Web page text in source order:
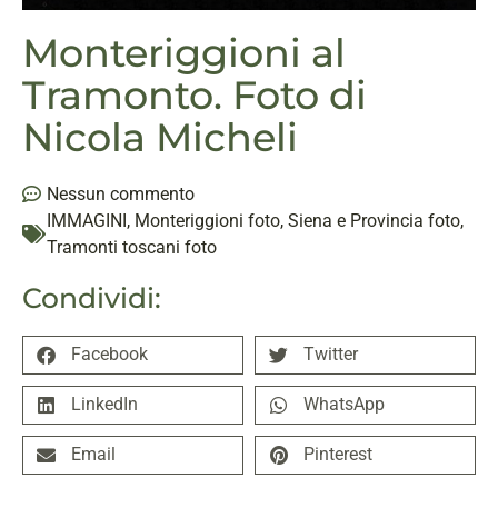
Condividi:
Facebook Twitter
LinkedIn WhatsApp
Email Pinterest
Monteriggioni al
Tramonto. Foto di
Nicola Micheli
Nessun commento
IMMAGINI, Monteriggioni foto, Siena e Provincia foto,
Tramonti toscani foto